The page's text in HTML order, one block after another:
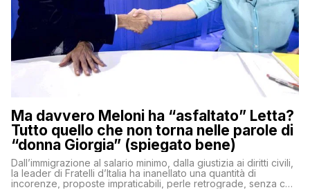
Ma davvero Meloni ha “asfaltato” Letta?
Tutto quello che non torna nelle parole di
“donna Giorgia” (spiegato bene)
Dall’immigrazione al salario minimo, dalla giustizia ai diritti civili,
la leader di Fratelli d’Italia ha inanellato una quantità di
incorenze, proposte impraticabili, perle retrograde, senza che